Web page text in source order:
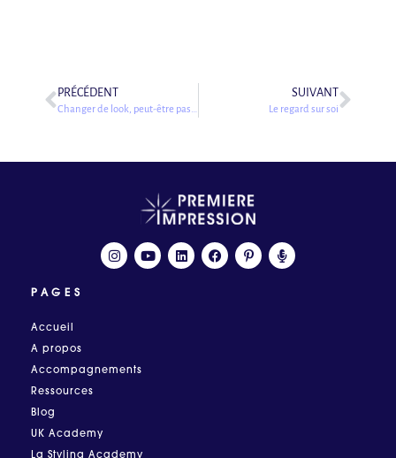
PRÉCÉDENT
Changer de look, peut-être pas si facile…
SUIVANT
Le regard sur soi
PAGES
Accueil
A propos
Accompagnements
Ressources
Blog
UK Academy
La Styling Academy